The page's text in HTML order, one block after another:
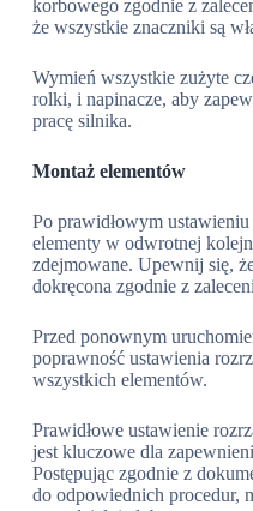
korbowego zgodnie z
że wszystkie znaczniki są
Wymień wszystkie zużyte
rolki, i napinacze, aby
pracę silnika.
Montaż elementów
Po prawidłowym
elementy w odwrotnej
zdejmowane. Upewnij się,
dokręcona zgodnie z
Przed ponownym
poprawność ustawienia
wszystkich elementów.
Prawidłowe ustawienie
jest kluczowe dla
Postępując zgodnie z
do odpowiednich procedur,